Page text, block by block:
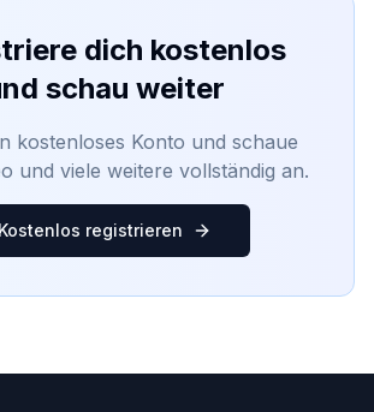
dich kostenlos
schau weiter
kostenloses Konto und schaue
und viele weitere vollständig an.
Kostenlos registrieren